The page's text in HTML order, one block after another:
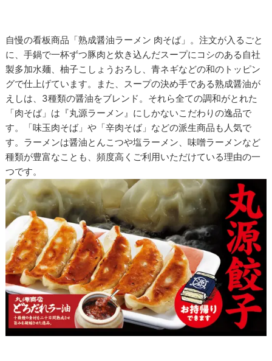
自慢の看板商品「熟成醤油ラーメン 肉そば」。注文が入るごと
に、手鍋で一杯ずつ豚肉と炊き込んだスープにコシのある自社
製多加水麺、柚子こしょうおろし、青ネギなどの和のトッピン
グで仕上げています。また、スープの決め手である熟成醤油が
えしは、3種類の醤油をブレンド。それら全ての調和がとれた
「肉そば」は『丸源ラーメン』にしかないこだわりの逸品で
す。「味玉肉そば」や「辛肉そば」などの派生商品も人気で
す。ラーメンは醤油とんこつや塩ラーメン、味噌ラーメンなど
種類が豊富なことも、頻度高くご利用いただけている理由の一
つです。